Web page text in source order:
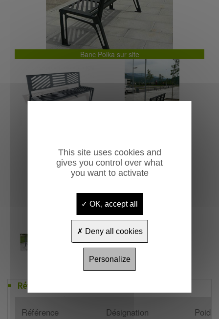
Banc Polka sur site
Références
Référence Désignation Poids
This site uses cookies and
gives you control over what
you want to activate
OK, accept all
Deny all cookies
Personalize